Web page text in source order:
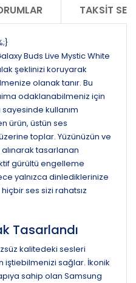
TAKSIT
Buds Live Mystic White
şeklinizi koruyarak
olanak tanır. Bu
odaklanabilmeniz için
sayesinde kullanım
ürün, üstün ses
toplar. Yüzünüzün ve
alınarak tasarlanan
gürültü engelleme
yalnızca dinlediklerinize
ses sizi rahatsız
Tasarlandı
kalitedeki sesleri
iştiebilmenizi sağlar. İkonik
sahip olan Samsung